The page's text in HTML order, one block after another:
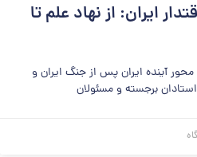
ایران: از نهاد علم تا
آینده ایران پس از جنگ ایران و
برجسته و مسئولان